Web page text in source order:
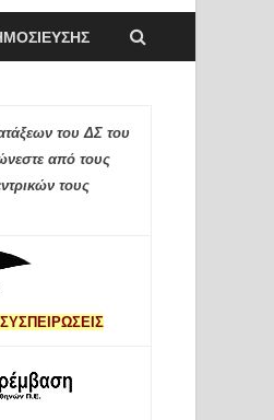
του ΔΣ του
από τους
τους